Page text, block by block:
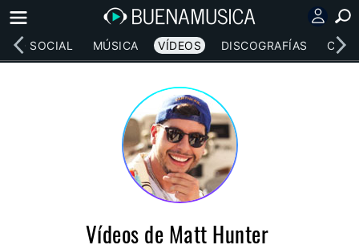
RED SOCIAL MÚSICA VÍDEOS DISCOGRAFÍAS
Vídeos de Matt Hunter